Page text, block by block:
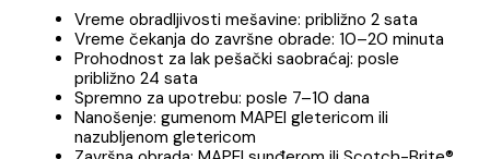
Fug masa Mapei KERACOLOR FF 134
5N13402AU
Poboljšana, polimercementna, vodoodbojna
(zahvaljujući Drop Effect® tehnologiji) masa za
fugovanje, za fuge širine do 6 mm
TEHNIČKI PODACI: